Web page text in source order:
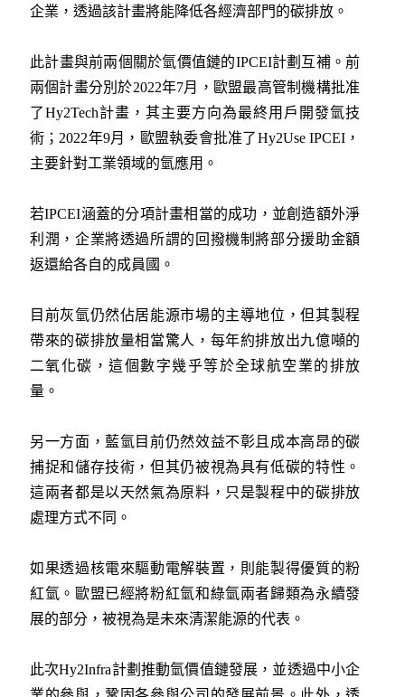
企業，透過該計畫將能降低各經濟部門的碳排放。
此計畫與前兩個關於氫價值鏈的IPCEI計劃互補。前
兩個計畫分別於2022年7月，歐盟最高管制機構批准
了Hy2Tech計畫，其主要方向為最終用戶開發氫技
術；2022年9月，歐盟執委會批准了Hy2Use IPCEI，
主要針對工業領域的氫應用。
若IPCEI涵蓋的分項計畫相當的成功，並創造額外淨
利潤，企業將透過所謂的回撥機制將部分援助金額
返還給各自的成員國。
目前灰氫仍然佔居能源市場的主導地位，但其製程
帶來的碳排放量相當驚人，每年約排放出九億噸的
二氧化碳，這個數字幾乎等於全球航空業的排放
量。
另一方面，藍氫目前仍然效益不彰且成本高昂的碳
捕捉和儲存技術，但其仍被視為具有低碳的特性。
這兩者都是以天然氣為原料，只是製程中的碳排放
處理方式不同。
如果透過核電來驅動電解裝置，則能製得優質的粉
紅氫。歐盟已經將粉紅氫和綠氫兩者歸類為永續發
展的部分，被視為是未來清潔能源的代表。
此次Hy2Infra計劃推動氫價值鏈發展，並透過中小企